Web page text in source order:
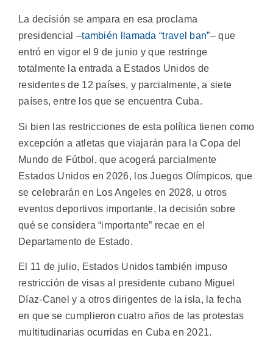
La decisión se ampara en esa proclama
presidencial –también llamada “travel ban”– que
entró en vigor el 9 de junio y que restringe
totalmente la entrada a Estados Unidos de
residentes de 12 países, y parcialmente, a siete
países, entre los que se encuentra Cuba.
Si bien las restricciones de esta política tienen como
excepción a atletas que viajarán para la Copa del
Mundo de Fútbol, que acogerá parcialmente
Estados Unidos en 2026, los Juegos Olímpicos, que
se celebrarán en Los Angeles en 2028, u otros
eventos deportivos importante, la decisión sobre
qué se considera “importante” recae en el
Departamento de Estado.
El 11 de julio, Estados Unidos también impuso
restricción de visas al presidente cubano Miguel
Díaz-Canel y a otros dirigentes de la isla, la fecha
en que se cumplieron cuatro años de las protestas
multitudinarias ocurridas en Cuba en 2021.